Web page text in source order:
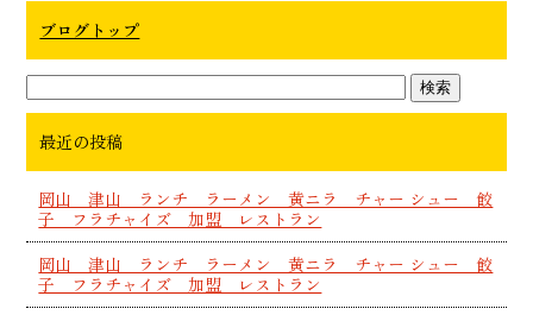
ブログトップ
最近の投稿
岡山 津山 ランチ ラーメン 黄ニラ チャー シュー 餃
子 フラチャイズ 加盟 レストラン
岡山 津山 ランチ ラーメン 黄ニラ チャー シュー 餃
子 フラチャイズ 加盟 レストラン